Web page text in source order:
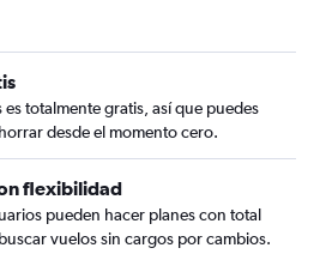
totalmente gratis, así que puedes
desde el momento cero.
flexibilidad
pueden hacer planes con total
vuelos sin cargos por cambios.